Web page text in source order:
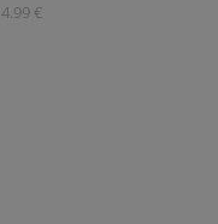
€